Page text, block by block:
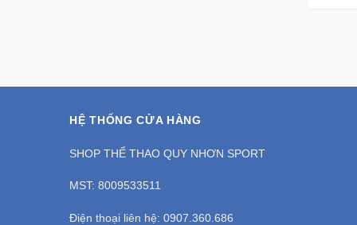
HỆ THỐNG CỬA HÀNG
SHOP THỂ THAO QUY NHƠN SPORT
MST: 8009533511
Điện thoại liên hệ: 0907.360.686